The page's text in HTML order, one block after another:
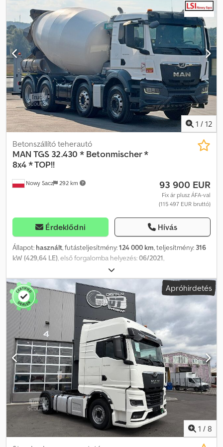
FUTÁSTELJESÍTMÉNY: 150 000 km FELSZERELTSÉG • ABS •
Elektromos ablakok • Elektromos tükrök • Szervokormány •
Klímaberendezés • Motorfék • Tachográf PLATÓ MÉRET: 280 x 200
x 40 cm (H x Sz x M) ÖSSZTÖMEG: 900 kg TEHERBÍRÁS: 3 500 kg
ABRONCS MÉRET: 205/75R22,5 TENGELYTÁV: 450 cm
FELFÜGGESZTÉS: Laprugó TEL: KUBA – LENGYEL, ANGOL, NÉMET,
OLASZ Dedpfx Aeynqhtjg Rsck SEBASTIAN – LENGYEL, NÉMET,
OLASZ, ???? LASZLO – MAGYAR COSTEL – ROMÁN
(Gondoskodunk minden export-ügyintézésről, beleértve a
rendszámot) RADEK – ???? : 0362
1 / 12
Nowy Sacz 292 km
Betonszállító teherautó
MAN TGS 32.430 * Betonmischer *
8x4 * TOP!!
93 900 EUR
Fix ár plusz ÁFA-val
(115 497 EUR bruttó)
Érdeklődni Hívás
Állapot: használt, futásteljesítmény:124 000 km, teljesítmény: 316
kW (429,64 LE), első forgalomba helyezés:06/2021,
, össztömeg:
3 tengely, szín:fehér, hajtástípus:automata, Gyártási év:2021,
Felszereltség:ABS, légkondicionálás, MAN TGS 32.430 / 8x4
BETONKEVERŐ BALESETMENTES JÓ ÁLLAPOTÚ! ÉV: 2021
FUTÁSTELJESÍTMÉNY: 124 000 km FELSZERELTSÉG: ABS
ELEKTROMOS ABLAKOK ELEKTROMOS TÜKRÖK
SZERVOKORMÁNY TAHOMÉTER MOTORFÉK Dcedpszr Tfzefx Ag
Rsk TELJES TÖMEG: 32 000 kg GUMI MÉRET: 13R22,5 TENGELYTÁV:
180/255/140 cm RUGÓS FELFÜGGESZTÉS MINDkÉT TENGELYEN
TEL: KUBA – lengyel, angol, német, olasz SEBASTIAN – lengyel,
német, olasz, … LASZLO – magyar COSTEL – román (a román
nyelven az exporttal kapcsolatos összes ügyintézést elvégezzük,
beleértve a szükséges dokumentumokat) RADEK – … Hivatkozási
szám: 6574
Apróhirdetés
1 / 8